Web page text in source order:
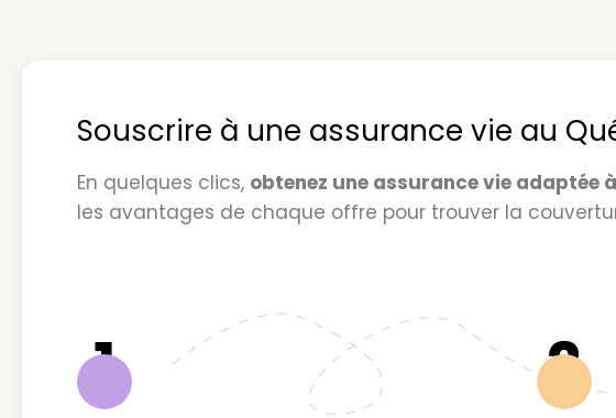
Souscrire à une assurance vie au
En quelques clics, obtenez une assurance vie adaptée
les avantages de chaque offre pour trouver la
1 2